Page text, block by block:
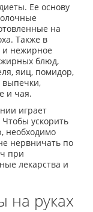
Ее основу
на
Также в
и нежирное
жирных блюд,
яиц, помидор,
выпечки,
и чая.
играет
Чтобы ускорить
необходимо
нервничать по
при
лекарства и
на руках